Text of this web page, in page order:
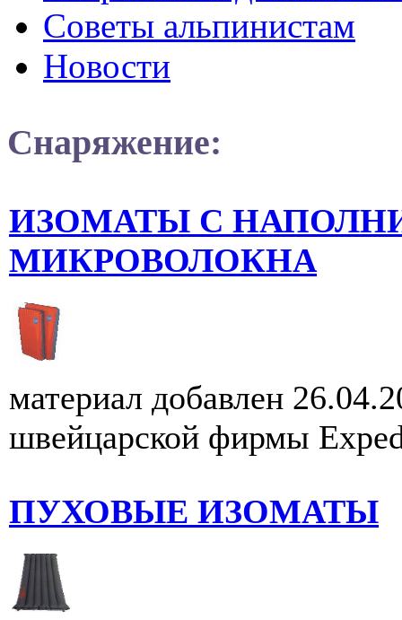
Советы альпинистам
Новости
Снаряжение:
ИЗОМАТЫ С
МИКРОВОЛОКНА
материал добавлен
швейцарской фирмы
ПУХОВЫЕ ИЗОМАТЫ